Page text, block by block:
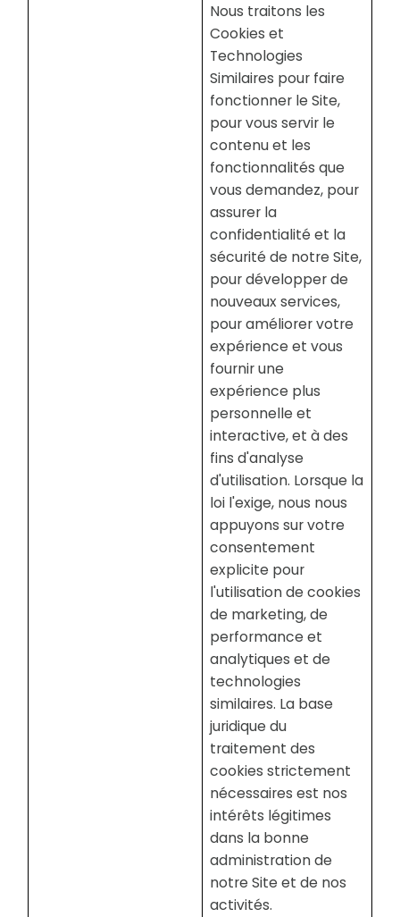
Nous traitons les
Cookies et
Technologies
Similaires pour faire
fonctionner le Site,
pour vous servir le
contenu et les
fonctionnalités que
vous demandez, pour
assurer la
confidentialité et la
sécurité de notre Site,
pour développer de
nouveaux services,
pour améliorer votre
expérience et vous
fournir une
expérience plus
personnelle et
interactive, et à des
fins d'analyse
d'utilisation. Lorsque la
loi l'exige, nous nous
appuyons sur votre
consentement
explicite pour
l'utilisation de cookies
de marketing, de
performance et
analytiques et de
technologies
similaires. La base
juridique du
traitement des
cookies strictement
nécessaires est nos
intérêts légitimes
dans la bonne
administration de
notre Site et de nos
activités.